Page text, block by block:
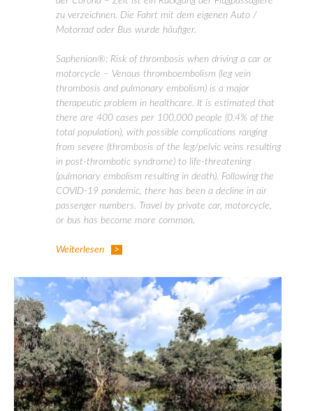
zu verzeichnen. Die Fahrt mit dem eigenen Auto /
Motorrad oder Bus wurde häufiger.
Saphenion®: Risk of thrombosis when driving a car or
motorcycle – Venous thromboembolism (leg vein
thrombosis and pulmonary embolism) is a major
therapeutic problem in healthcare. It is estimated that
there are 400 cases per 100,000 people (0.4% of the
total population), with possible complications ranging
from severe (thrombosis of the leg/pelvic veins resulting
in post-thrombotic syndrome) to life-threatening
(pulmonary embolism resulting in death). Following the
COVID-19 pandemic, there has been a decline in air
passenger numbers. Travel by private car, motorcycle,
or bus has become more common.
Weiterlesen